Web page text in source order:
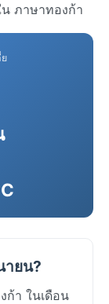
น ภาษาทองก้า
ายน?
ก้า ในเดือน